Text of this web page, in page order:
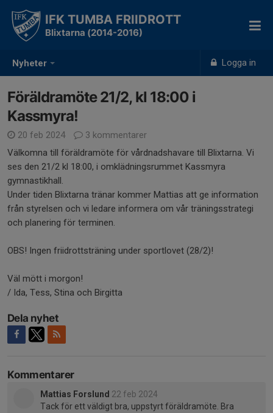
Nyheter Logga in
IFK TUMBA FRIIDROTT
Blixtarna (2014-2016)
Föräldramöte 21/2, kl 18:00 i
Kassmyra!
20 feb 2024
3 kommentarer
Välkomna till föräldramöte för vårdnadshavare till Blixtarna. Vi
ses den 21/2 kl 18:00, i omklädningsrummet Kassmyra
gymnastikhall.
Under tiden Blixtarna tränar kommer Mattias att ge information
från styrelsen och vi ledare informera om vår träningsstrategi
och planering för terminen.
OBS! Ingen friidrottsträning under sportlovet (28/2)!
Väl mött i morgon!
/ Ida, Tess, Stina och Birgitta
Dela nyhet
Kommentarer
Mattias Forslund 22 feb 2024
Tack för ett väldigt bra, uppstyrt föräldramöte. Bra